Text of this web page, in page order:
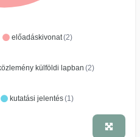
előadáskivonat(2)
külföldi lapban (2)
kutatási jelentés(1)